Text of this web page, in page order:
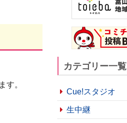
す。
カテゴリー一覧
Cue!スタジオ
生中継